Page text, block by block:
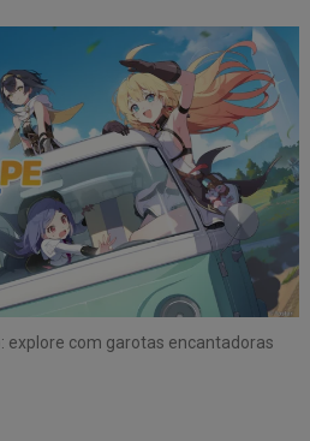
explore com garotas encantadoras